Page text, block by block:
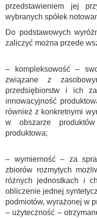
przedstawieniem jej
wybranych spółek
Do podstawowych
zaliczyć można przede
– kompleksowość –
związane z
przedsiębiorstw i ich
innowacyjność
również z konkretnymi
w obszarze
produktowa;
– wymierność – za
zbiorów rozmytych
różnych jednostkach i
obliczenie jednej
podmiotów, wyrażonej w
– użyteczność –